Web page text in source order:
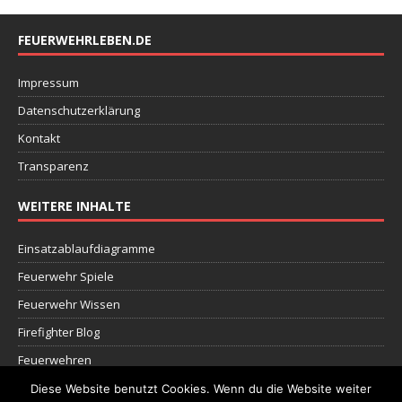
FEUERWEHRLEBEN.DE
Impressum
Datenschutzerklärung
Kontakt
Transparenz
WEITERE INHALTE
Einsatzablaufdiagramme
Feuerwehr Spiele
Feuerwehr Wissen
Firefighter Blog
Feuerwehren
Dokumente
Diese Website benutzt Cookies. Wenn du die Website weiter